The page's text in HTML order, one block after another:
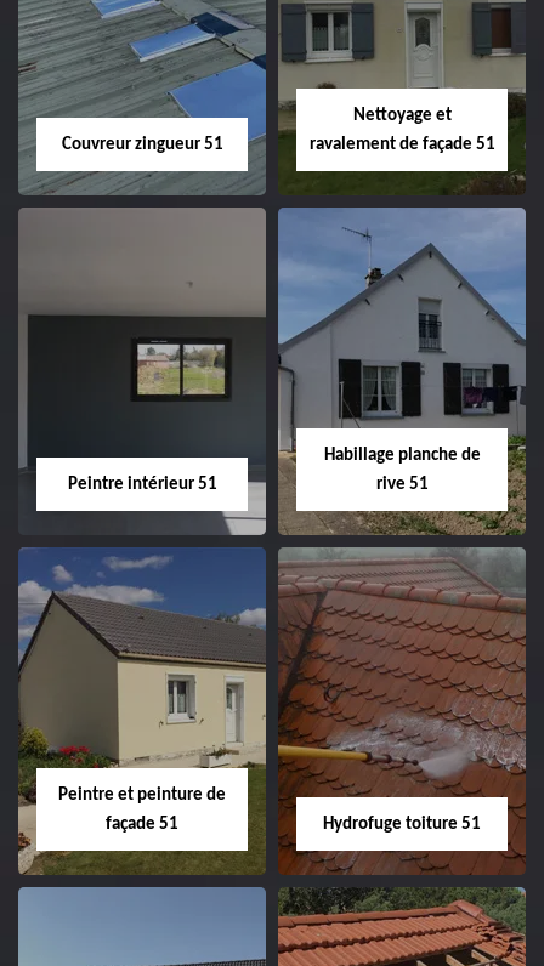
velux 51
Couvreur zingueur 51
51
Nettoyage et
ravalement de façade 51
Nettoyage et
ravalement de
façade 51
Peintre intérieur 51
Peintre intérieur
Habillage planche de
rive 51
Habillage planche
de rive 51
Peintre et peinture de
façade 51
Hydrofuge toiture 51